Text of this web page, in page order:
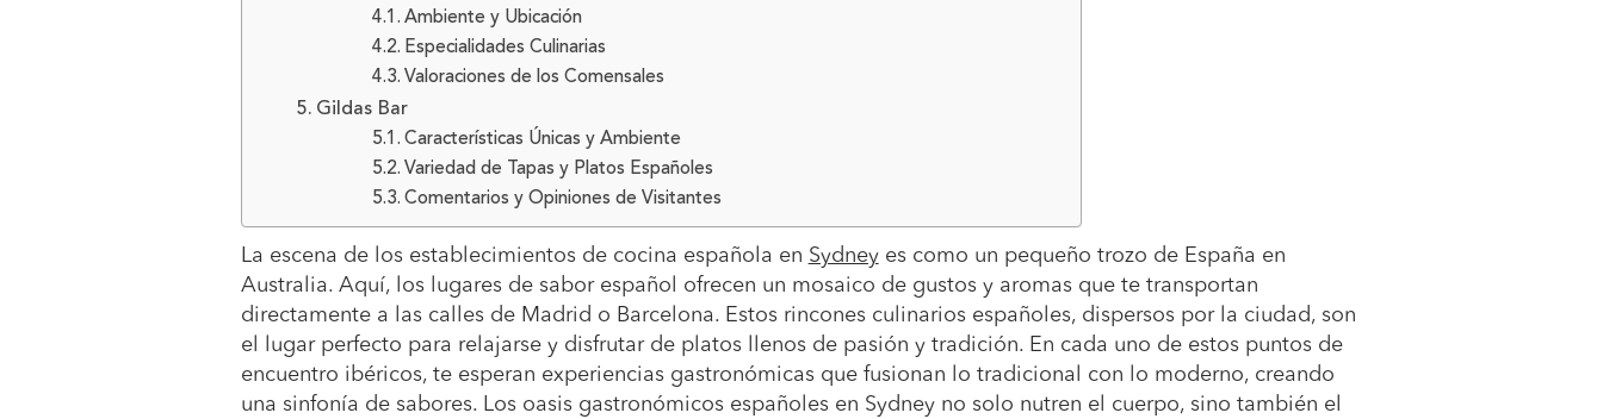
Ambiente y Ubicación
Especialidades Culinarias
Valoraciones de los Comensales
Gildas Bar
Características Únicas y Ambiente
Variedad de Tapas y Platos Españoles
Comentarios y Opiniones de Visitantes
La escena de los establecimientos de cocina española en Sydneyes como un pequeño trozo de España en
Australia. Aquí, los lugares de sabor español ofrecen un mosaico de gustos y aromas que te transportan
directamente a las calles de Madrid o Barcelona. Estos rincones culinarios españoles, dispersos por la ciudad, son
el lugar perfecto para relajarse y disfrutar de platos llenos de pasión y tradición. En cada uno de estos puntos de
encuentro ibéricos, te esperan experiencias gastronómicas que fusionan lo tradicional con lo moderno, creando
una sinfonía de sabores. Los oasis gastronómicos españoles en Sydney no solo nutren el cuerpo, sino también el